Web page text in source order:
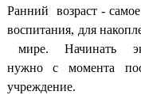
Ранний возраст -
воспитания, для
мире. Начинать
нужно с момента
учреждение.